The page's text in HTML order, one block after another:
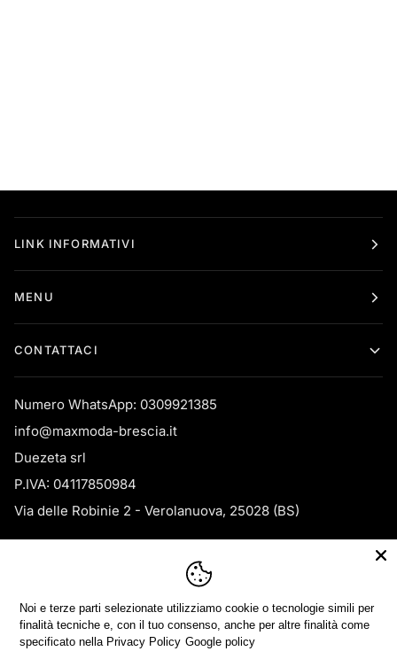
LINK INFORMATIVI
MENU
CONTATTACI
Numero WhatsApp: 0309921385
info@maxmoda-brescia.it
Duezeta srl
P.IVA: 04117850984
Via delle Robinie 2 - Verolanuova, 25028 (BS)
LANGUAGE
ENGLISH CURRENCY
ITALY (IT €)
Noi e terze parti selezionate utilizziamo cookie o tecnologie simili per
finalità tecniche e, con il tuo consenso, anche per altre finalità come
specificato nella Privacy Policy Google policy